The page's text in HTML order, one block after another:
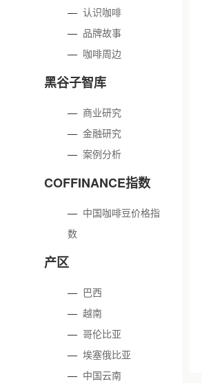
—认识咖啡
— 品牌故事
— 咖啡周边
黑谷子智库
— 商业研究
—金融研究
—案例分析
COFFINANCE指数
— 中国咖啡豆价格指
数
产区
— 巴西
—越南
—哥伦比亚
—埃塞俄比亚
— 中国云南